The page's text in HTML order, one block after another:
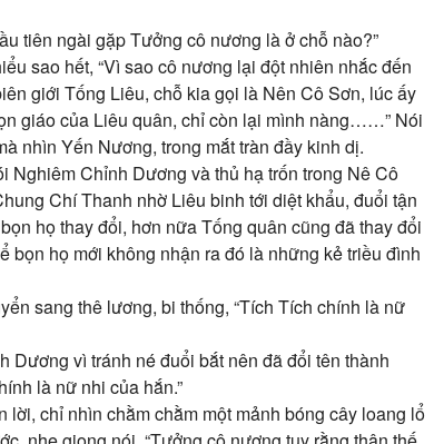
tiên ngài gặp Tưởng cô nương là ở chỗ nào?”
sao hết, “Vì sao cô nương lại đột nhiên nhắc đến
giới Tống Liêu, chỗ kia gọi là Nên Cô Sơn, lúc ấy
giáo của Liêu quân, chỉ còn lại mình nàng……” Nói
nhìn Yến Nương, trong mắt tràn đầy kinh dị.
Chỉnh Dương và thủ hạ trốn trong Nê Cô
Chí Thanh nhờ Liêu binh tới diệt khẩu, đuổi tận
họ thay đổi, hơn nữa Tống quân cũng đã thay đổi
bọn họ mới không nhận ra đó là những kẻ triều đình
sang thê lương, bi thống, “Tích Tích chính là nữ
vì tránh né đuổi bắt nên đã đổi tên thành
là nữ nhi của hắn.”
chỉ nhìn chằm chằm một mảnh bóng cây loang lổ